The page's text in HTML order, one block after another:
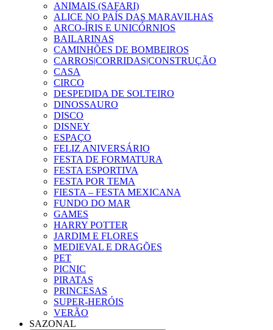
ANIMAIS (SAFARI)
ALICE NO PAÍS DAS MARAVILHAS
ARCO-ÍRIS E UNICÓRNIOS
BAILARINAS
CAMINHÕES DE BOMBEIROS
CARROS|CORRIDAS|CONSTRUÇÃO
CASA
CIRCO
DESPEDIDA DE SOLTEIRO
DINOSSAURO
DISCO
DISNEY
ESPAÇO
FELIZ ANIVERSÁRIO
FESTA DE FORMATURA
FESTA ESPORTIVA
FESTA POR TEMA
FIESTA – FESTA MEXICANA
FUNDO DO MAR
GAMES
HARRY POTTER
JARDIM E FLORES
MEDIEVAL E DRAGÕES
PET
PICNIC
PIRATAS
PRINCESAS
SUPER-HERÓIS
VERÃO
SAZONAL